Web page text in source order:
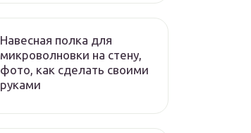
Навесная полка для
микроволновки на стену,
фото, как сделать своими
руками